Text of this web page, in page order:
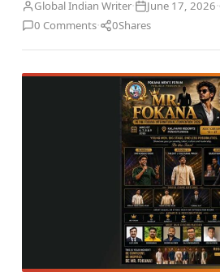
Global Indian Writer· June 17, 2026·
0 Comments· 0Shares